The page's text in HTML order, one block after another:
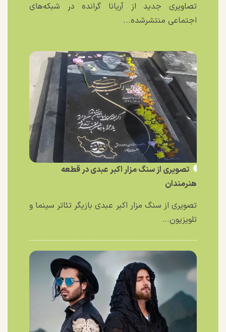
تصاویری جدید از آریانا گرانده در شبکه‌های
اجتماعی منتشرشده...
تصویری از سنگ مزار اکبر عبدی در قطعه
هنرمندان
تصویری از سنگ مزار اکبر عبدی بازیگر تئاتر سینما و
تلویزیون...